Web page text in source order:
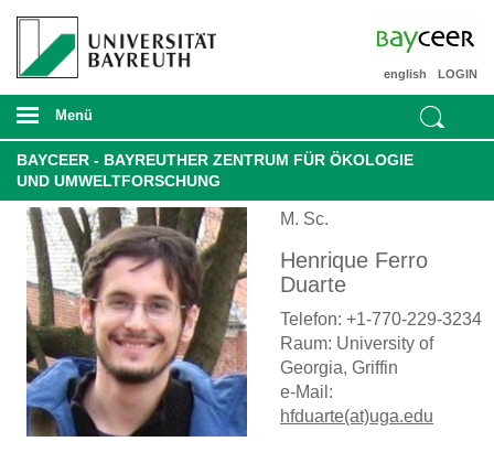
LOGIN
english
Menü
BAYCEER - BAYREUTHER ZENTRUM FÜR ÖKOLOGIE
UND UMWELTFORSCHUNG
M. Sc.
Henrique Ferro
Duarte
Telefon: +1-770-229-3234
Raum: University of
Georgia, Griffin
e-Mail:
hfduarte(at)uga.edu